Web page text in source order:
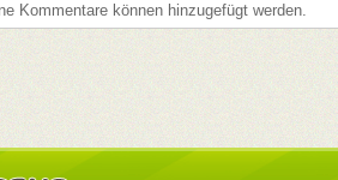
Kommentare können hinzugefügt werden.